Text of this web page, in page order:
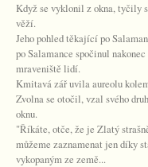
Když se vyklonil z okna, tyčily
věží.
Jeho pohled těkající po
po Salamance spočinul
mraveniště lidí.
Kmitavá zář uvila aureolu
Zvolna se otočil, vzal svého
oknu.
"Říkáte, otče, že je Zlatý
můžeme zaznamenat jen díky
vykopaným ze země...